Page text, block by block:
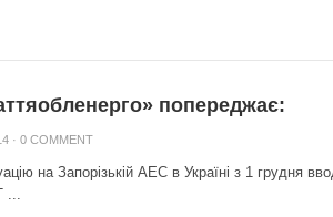
попереджає:
· 0 COMMENT
на Запорізькій АЕС в Україні з 1 грудня
...